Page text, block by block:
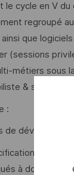
cycle en V
regroupé
que
(sessions
métiers sous
& sûreté
:
à dominante